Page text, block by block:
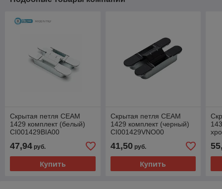
Скрытая петля CEAM
1429 комплект (белый)
CI001429BIA00
47,94 руб.
Купить
Скрытая петля CEAM
1429 комплект (черный)
CI001429VNO00
41,50руб.
Купить